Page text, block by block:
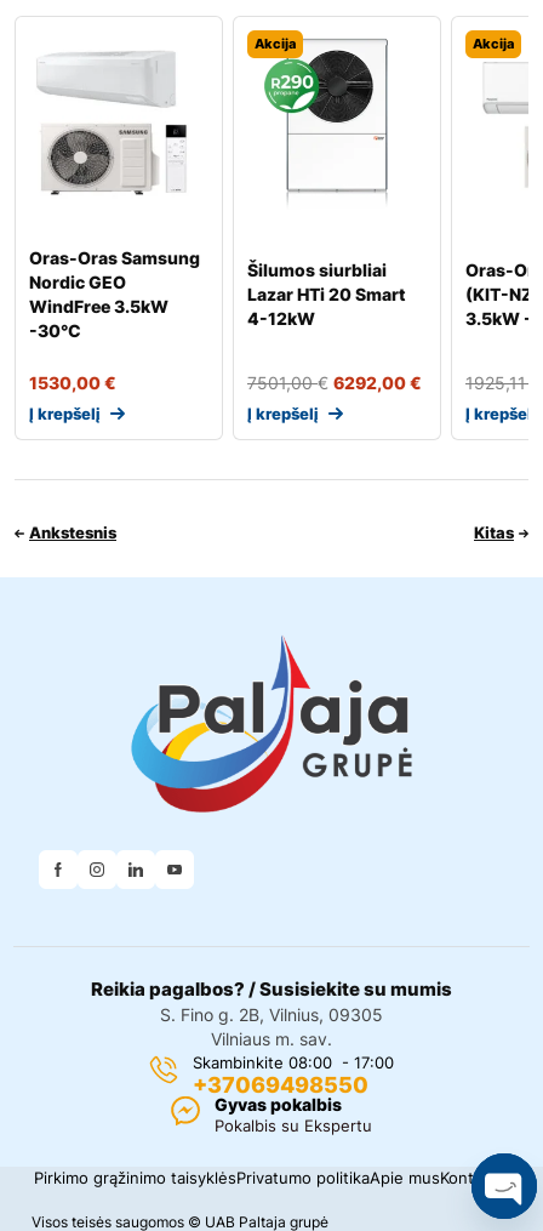
Oras-Oras Samsung
Nordic GEO
WindFree 3.5kW
-30°C
1530,00€
Į krepšelį
Akcija
Šilumos siurbliai
Lazar HTi 20 Smart
4-12kW
7501,00€ 6292,00€
Į krepšelį
Akcija
Oras-
(KIT-
3.5kW -
1925,11
Į krepšelį
Ankstesnis Kitas
Reikia pagalbos? / Susisiekite su mumis
S. Fino g. 2B, Vilnius, 09305
Vilniaus m. sav.
Skambinkite 08:00 - 17:00
+37069498550
Gyvas pokalbis
Pokalbis su Ekspertu
Visos teisės saugomos © UAB Paltaja grupė
Pirkimo grąžinimo taisyklėsPrivatumo politikaApie musKontaktai